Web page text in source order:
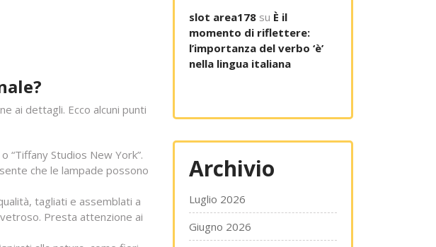
ai dettagli. Ecco alcuni punti
“Tiffany Studios New York”.
che le lampade possono
tagliati e assemblati a
Presta attenzione ai
slot area178 su È il
momento di riflettere:
l’importanza del verbo ‘è’
nella lingua italiana
Archivio
Luglio 2026
Giugno 2026